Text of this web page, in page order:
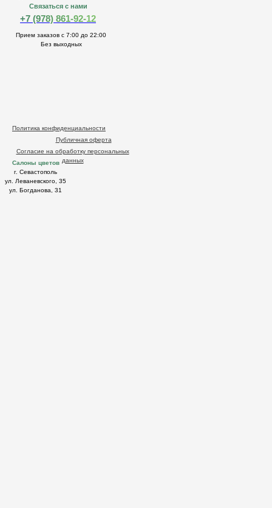
Связаться с нами
+7 (978) 861-92-12
Прием заказов с 7:00 до 22:00
Без выходных
Политика конфиденциальности
Публичная оферта
Согласие на обработку персональных
данных
Салоны цветов
г. Севастополь
ул. Леваневского, 35
ул. Богданова, 31